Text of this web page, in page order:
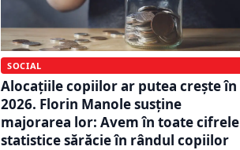
SOCIAL
Alocațiile copiilor ar putea crește în
2026. Florin Manole susține
majorarea lor: Avem în toate cifrele
statistice sărăcie în rândul copiilor